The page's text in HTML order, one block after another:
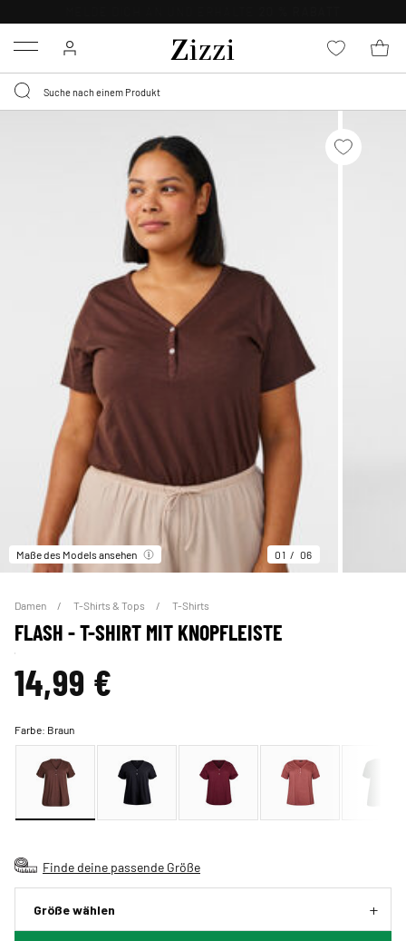
Menu
Maße des Models ansehen 01 06
Damen T-Shirts & Tops T-Shirts
FLASH - T-SHIRT MIT KNOPFLEISTE
14,99 €
Farbe: Braun
Finde deine passende Größe
Größe wählen